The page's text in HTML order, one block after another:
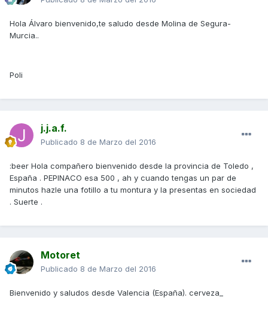
Hola Álvaro bienvenido,te saludo desde Molina de Segura-
Murcia..
Poli
j.j.a.f.
Publicado 8 de Marzo del 2016
:beer Hola compañero bienvenido desde la provincia de Toledo ,
España . PEPINACO esa 500 , ah y cuando tengas un par de
minutos hazle una fotillo a tu montura y la presentas en sociedad
. Suerte .
Motoret
Publicado 8 de Marzo del 2016
Bienvenido y saludos desde Valencia (España). cerveza_